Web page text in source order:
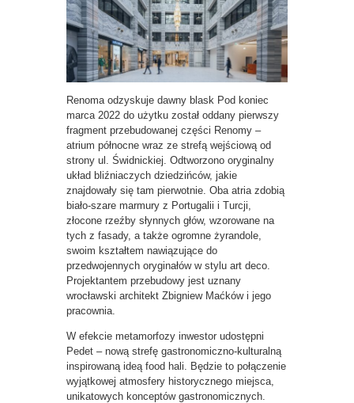
Renoma odzyskuje dawny blask Pod koniec
marca 2022 do użytku został oddany pierwszy
fragment przebudowanej części Renomy –
atrium północne wraz ze strefą wejściową od
strony ul. Świdnickiej. Odtworzono oryginalny
układ bliźniaczych dziedzińców, jakie
znajdowały się tam pierwotnie. Oba atria zdobią
biało-szare marmury z Portugalii i Turcji,
złocone rzeźby słynnych głów, wzorowane na
tych z fasady, a także ogromne żyrandole,
swoim kształtem nawiązujące do
przedwojennych oryginałów w stylu art deco.
Projektantem przebudowy jest uznany
wrocławski architekt Zbigniew Maćków i jego
pracownia.
W efekcie metamorfozy inwestor udostępni
Pedet – nową strefę gastronomiczno-kulturalną
inspirowaną ideą food hali. Będzie to połączenie
wyjątkowej atmosfery historycznego miejsca,
unikatowych konceptów gastronomicznych.